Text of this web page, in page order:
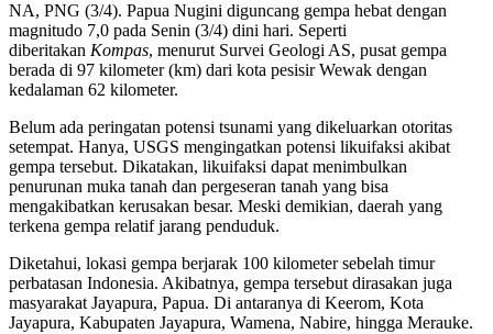
NA, PNG (3/4). Papua Nugini diguncang gempa hebat dengan
magnitudo 7,0 pada Senin (3/4) dini hari. Seperti
diberitakan Kompas, menurut Survei Geologi AS, pusat gempa
berada di 97 kilometer (km) dari kota pesisir Wewak dengan
kedalaman 62 kilometer.
Belum ada peringatan potensi tsunami yang dikeluarkan otoritas
setempat. Hanya, USGS mengingatkan potensi likuifaksi akibat
gempa tersebut. Dikatakan, likuifaksi dapat menimbulkan
penurunan muka tanah dan pergeseran tanah yang bisa
mengakibatkan kerusakan besar. Meski demikian, daerah yang
terkena gempa relatif jarang penduduk.
Diketahui, lokasi gempa berjarak 100 kilometer sebelah timur
perbatasan Indonesia. Akibatnya, gempa tersebut dirasakan juga
masyarakat Jayapura, Papua. Di antaranya di Keerom, Kota
Jayapura, Kabupaten Jayapura, Wamena, Nabire, hingga Merauke.